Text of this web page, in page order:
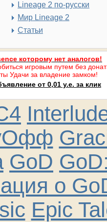
Lineage 2 по-русски
Мир Lineage 2
Статьи
которому нет аналогов!
игровым путем без
Удачи за владение замком!
от 0,01 у.е. за клик
GoD
о
Epic